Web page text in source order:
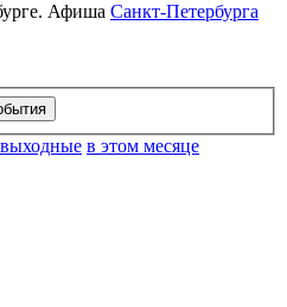
Афиша Санкт-Петербурга
в этом месяце